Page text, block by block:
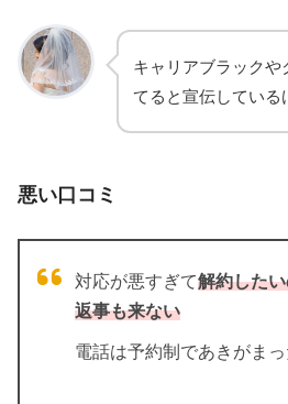
キャリアブラック
てると宣伝している
悪い口コミ
対応が悪すぎて解約した
返事も来ない
電話は予約制であきがま